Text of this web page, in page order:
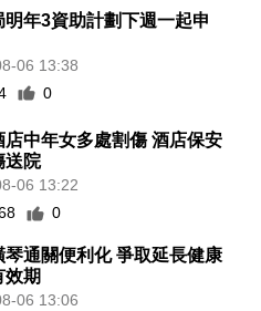
明年3資助計劃下週一起申
06 13:38
0
店中年女多處割傷 酒店保安
送院
06 13:22
0
琴通關便利化 爭取延長健康
效期
06 13:06